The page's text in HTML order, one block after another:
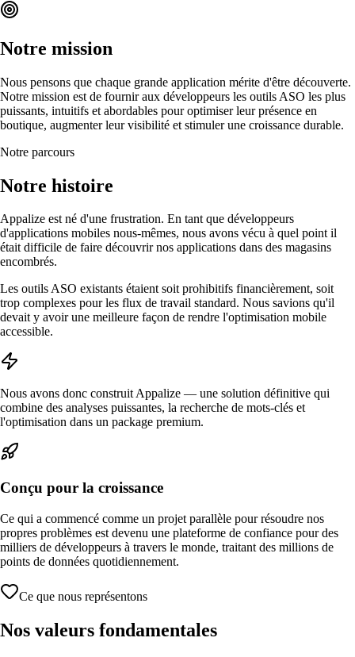
Notre mission
Nous pensons que chaque grande application mérite d'être découverte.
Notre mission est de fournir aux développeurs les outils ASO les plus
puissants, intuitifs et abordables pour optimiser leur présence en
boutique, augmenter leur visibilité et stimuler une croissance durable.
Notre parcours
Notre histoire
Appalize est né d'une frustration. En tant que développeurs
d'applications mobiles nous-mêmes, nous avons vécu à quel point il
était difficile de faire découvrir nos applications dans des magasins
encombrés.
Les outils ASO existants étaient soit prohibitifs financièrement, soit
trop complexes pour les flux de travail standard. Nous savions qu'il
devait y avoir une meilleure façon de rendre l'optimisation mobile
accessible.
Nous avons donc construit Appalize — une solution définitive qui
combine des analyses puissantes, la recherche de mots-clés et
l'optimisation dans un package premium.
Conçu pour la croissance
Ce qui a commencé comme un projet parallèle pour résoudre nos
propres problèmes est devenu une plateforme de confiance pour des
milliers de développeurs à travers le monde, traitant des millions de
points de données quotidiennement.
Ce que nous représentons
Nos valeurs fondamentales